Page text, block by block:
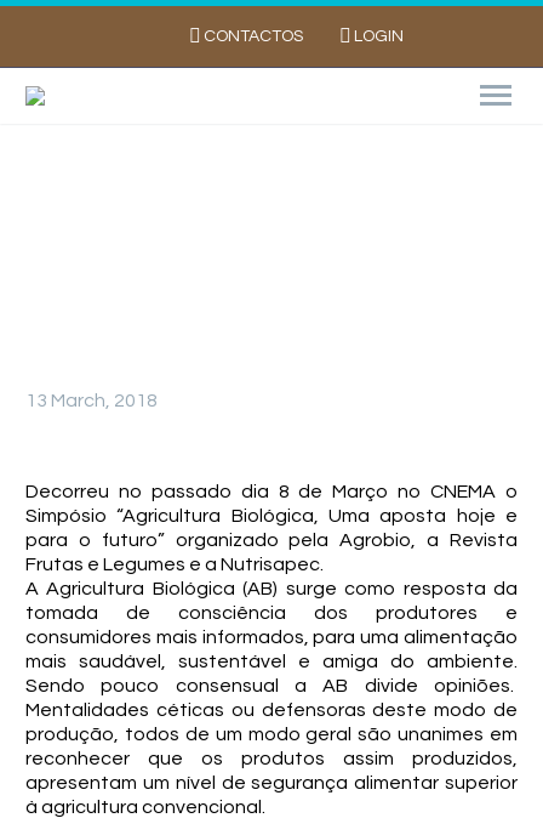
CONTACTOS LOGIN
13 March, 2018
Decorreu no passado dia 8 de Março no CNEMA o
Simpósio “Agricultura Biológica, Uma aposta hoje e
para o futuro” organizado pela Agrobio, a Revista
Frutas e Legumes e a Nutrisapec.
A Agricultura Biológica (AB) surge como resposta da
tomada de consciência dos produtores e
consumidores mais informados, para uma alimentação
mais saudável, sustentável e amiga do ambiente.
Sendo pouco consensual a AB divide opiniões.
Mentalidades céticas ou defensoras deste modo de
produção, todos de um modo geral são unanimes em
reconhecer que os produtos assim produzidos,
apresentam um nível de segurança alimentar superior
à agricultura convencional.